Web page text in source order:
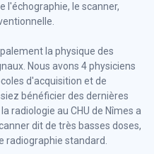
l'échographie, le scanner,
la physique des
Nous avons 4 physiciens
d'acquisition et de
bénéficier des dernières
radiologie au CHU de Nîmes a
dit de très basses doses,
radiographie standard.